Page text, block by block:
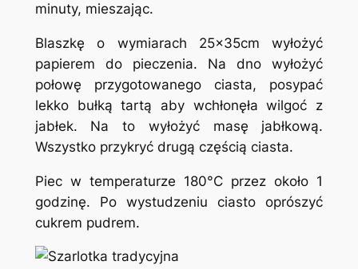
minuty, mieszając.
Blaszkę o wymiarach 25x35cm wyłożyć
papierem do pieczenia. Na dno wyłożyć
połowę przygotowanego ciasta, posypać
lekko bułką tartą aby wchłonęła wilgoć z
jabłek. Na to wyłożyć masę jabłkową.
Wszystko przykryć drugą częścią ciasta.
Piec w temperaturze 180°C przez około 1
godzinę. Po wystudzeniu ciasto oprószyć
cukrem pudrem.